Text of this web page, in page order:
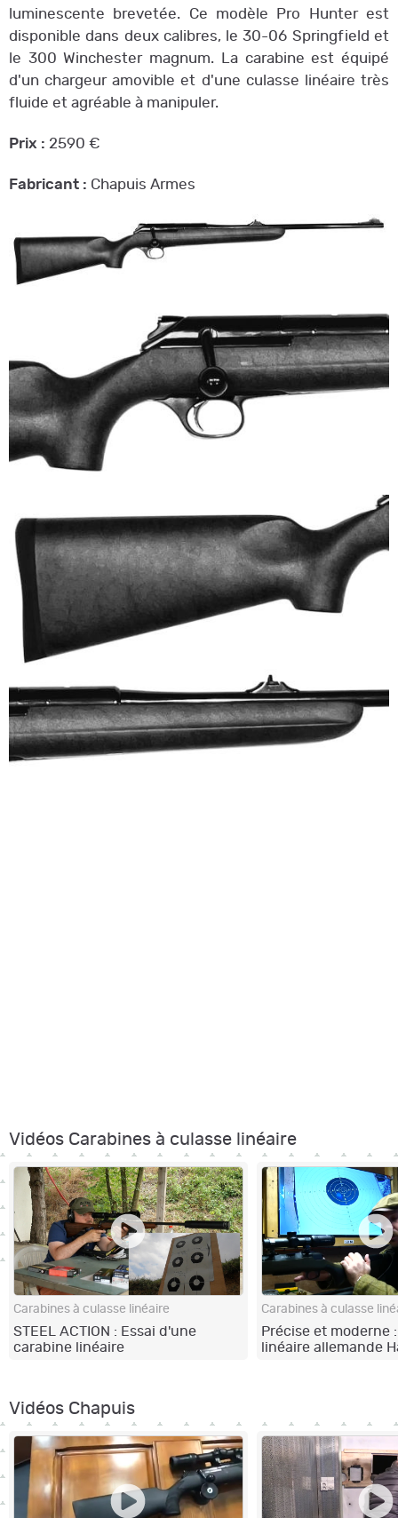
luminescente brevetée. Ce modèle Pro Hunter est
disponible dans deux calibres, le 30-06 Springfield et
le 300 Winchester magnum. La carabine est équipé
d'un chargeur amovible et d'une culasse linéaire très
fluide et agréable à manipuler.
Prix : 2590 €
Fabricant : Chapuis Armes
Vidéos Carabines à culasse linéaire
Carabines à culasse linéaire
STEEL ACTION : Essai d'une
carabine linéaire
Carabines à culasse
Précise et moderne
linéaire allemande
Vidéos Chapuis